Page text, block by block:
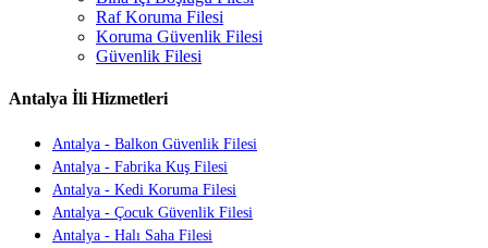
Raf Koruma Filesi
Koruma Güvenlik Filesi
Güvenlik Filesi
Antalya İli Hizmetleri
Antalya - Balkon Güvenlik Filesi
Antalya - Fabrika Kuş Filesi
Antalya - Kedi Koruma Filesi
Antalya - Çocuk Güvenlik Filesi
Antalya - Halı Saha Filesi